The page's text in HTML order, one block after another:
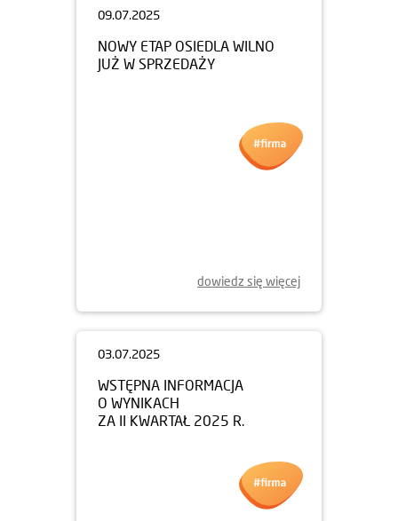
09.07.2025
NOWY ETAP OSIEDLA WILNO
JUŻ W SPRZEDAŻY
dowiedz się więcej
03.07.2025
WSTĘPNA INFORMACJA
O WYNIKACH
ZA II KWARTAŁ 2025 R.